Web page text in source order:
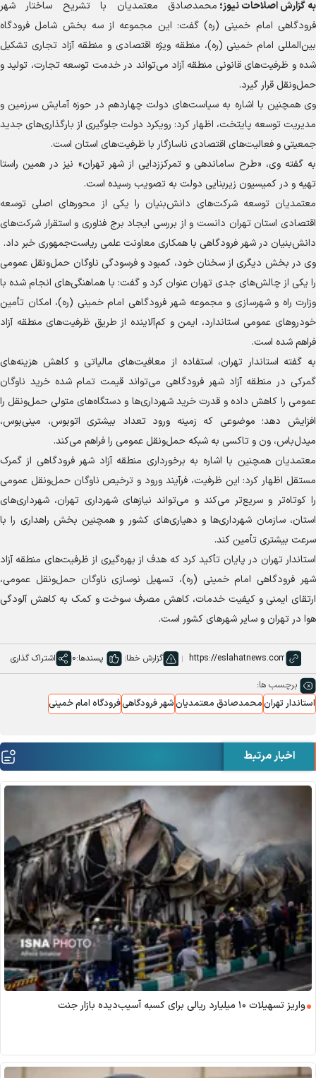
به گزارشاصلاحات نیوز؛ محمدصادق معتمدیان با تشریح ساختار شهر
فرودگاهی امام خمینی (ره) گفت: این مجموعه از سه بخش شامل فرودگاه
بین‌المللی امام خمینی (ره)، منطقه ویژه اقتصادی و منطقه آزاد تجاری تشکیل
شده و ظرفیت‌های قانونی منطقه آزاد می‌تواند در خدمت توسعه تجارت، تولید و
حمل‌ونقل قرار گیرد.
وی همچنین با اشاره به سیاست‌های دولت چهاردهم در حوزه آمایش سرزمین و
مدیریت توسعه پایتخت، اظهار کرد: رویکرد دولت جلوگیری از بارگذاری‌های جدید
جمعیتی و فعالیت‌های اقتصادی ناسازگار با ظرفیت‌های استان است.
به گفته وی، «طرح ساماندهی و تمرکززدایی از شهر تهران» نیز در همین راستا
تهیه و در کمیسیون زیربنایی دولت به تصویب رسیده است.
معتمدیان توسعه شرکت‌های دانش‌بنیان را یکی از محور‌های اصلی توسعه
اقتصادی استان تهران دانست و از بررسی ایجاد برج فناوری و استقرار شرکت‌های
دانش‌بنیان در شهر فرودگاهی با همکاری معاونت علمی ریاست‌جمهوری خبر داد.
وی در بخش دیگری از سخنان خود، کمبود و فرسودگی ناوگان حمل‌ونقل عمومی
را یکی از چالش‌های جدی تهران عنوان کرد و گفت: با هماهنگی‌های انجام شده با
وزارت راه و شهرسازی و مجموعه شهر فرودگاهی امام خمینی (ره)، امکان تأمین
خودرو‌های عمومی استاندارد، ایمن و کم‌آلاینده از طریق ظرفیت‌های منطقه آزاد
فراهم شده است.
به گفته استاندار تهران، استفاده از معافیت‌های مالیاتی و کاهش هزینه‌های
گمرکی در منطقه آزاد شهر فرودگاهی می‌تواند قیمت تمام شده خرید ناوگان
عمومی را کاهش داده و قدرت خرید شهرداری‌ها و دستگاه‌های متولی حمل‌ونقل را
افزایش دهد؛ موضوعی که زمینه ورود تعداد بیشتری اتوبوس، مینی‌بوس،
میدل‌باس، ون و تاکسی به شبکه حمل‌ونقل عمومی را فراهم می‌کند.
معتمدیان همچنین با اشاره به برخورداری منطقه آزاد شهر فرودگاهی از گمرک
مستقل اظهار کرد: این ظرفیت، فرآیند ورود و ترخیص ناوگان حمل‌ونقل عمومی
را کوتاه‌تر و سریع‌تر می‌کند و می‌تواند نیاز‌های شهرداری تهران، شهرداری‌های
استان، سازمان شهرداری‌ها و دهیاری‌های کشور و همچنین بخش راهداری را با
سرعت بیشتری تأمین کند.
استاندار تهران در پایان تأکید کرد که هدف از بهره‌گیری از ظرفیت‌های منطقه آزاد
شهر فرودگاهی امام خمینی (ره)، تسهیل نوسازی ناوگان حمل‌ونقل عمومی،
ارتقای ایمنی و کیفیت خدمات، کاهش مصرف سوخت و کمک به کاهش آلودگی
هوا در تهران و سایر شهر‌های کشور است.
گزارش خطا پسندها:0 اشتراک گذاری
برچسب ها:
استاندار تهرانمحمدصادق معتمدیانشهر فرودگاهیفرودگاه امام خمینی
اخبار مرتبط
واریز تسهیلات ۱۰ میلیارد ریالی برای کسبه آسیب‌دیده بازار جنت